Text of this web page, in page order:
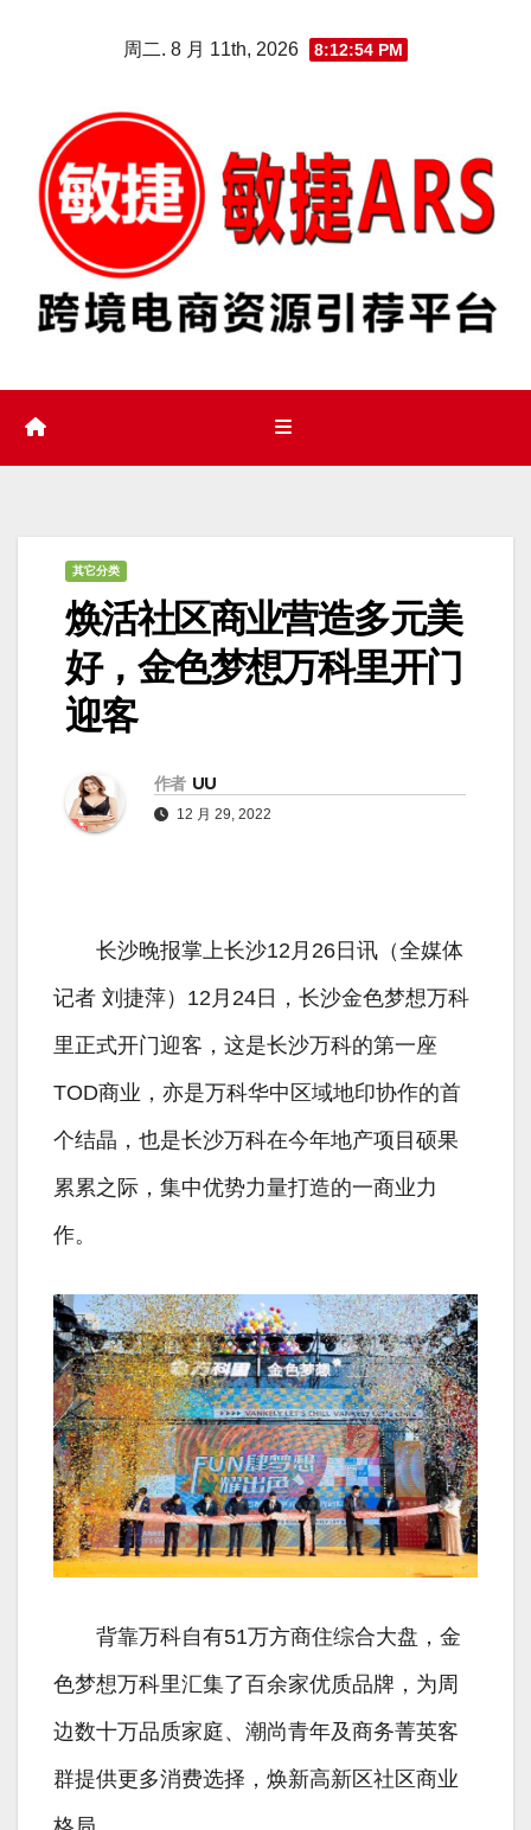
周二. 8 月 11th, 2026 8:12:55 PM
其它分类
焕活社区商业营造多元美
好，金色梦想万科里开门
迎客
作者 UU
12 月 29, 2022
长沙晚报掌上长沙12月26日讯（全媒体
记者 刘捷萍）12月24日，长沙金色梦想万科
里正式开门迎客，这是长沙万科的第一座
TOD商业，亦是万科华中区域地印协作的首
个结晶，也是长沙万科在今年地产项目硕果
累累之际，集中优势力量打造的一商业力
作。
背靠万科自有51万方商住综合大盘，金
色梦想万科里汇集了百余家优质品牌，为周
边数十万品质家庭、潮尚青年及商务菁英客
群提供更多消费选择，焕新高新区社区商业